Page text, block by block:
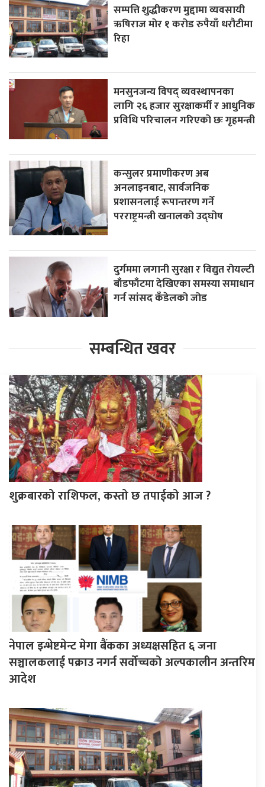
सम्पत्ति शुद्धीकरण मुद्दामा व्यवसायी
ऋषिराज मोर १ करोड रुपैयाँ धरौटीमा
रिहा
मनसुनजन्य विपद् व्यवस्थापनका
लागि २६ हजार सुरक्षाकर्मी र आधुनिक
प्रविधि परिचालन गरिएको छः गृहमन्त्री
कन्सुलर प्रमाणीकरण अब
अनलाइनबाट, सार्वजनिक
प्रशासनलाई रूपान्तरण गर्ने
परराष्ट्रमन्त्री खनालको उद्घोष
दुर्गममा लगानी सुरक्षा र विद्युत रोयल्टी
बाँडफाँटमा देखिएका समस्या समाधान
गर्न सांसद कँडेलको जोड
सम्बन्धित खवर
शुक्रबारको राशिफल, कस्तो छ तपाईको आज ?
नेपाल इन्भेष्टमेन्ट मेगा बैंकका अध्यक्षसहित ६ जना
सञ्चालकलाई पक्राउ नगर्न सर्वोच्चको अल्पकालीन अन्तरिम
आदेश